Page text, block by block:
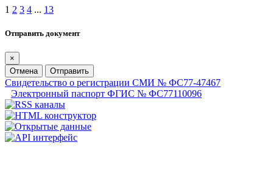
1 2 3 4 ... 13
Отправить документ
×
Отмена
Отправить
Свидетельство о регистрации СМИ № ФС77-47467
Электронный паспорт ФГИС № ФС77110096